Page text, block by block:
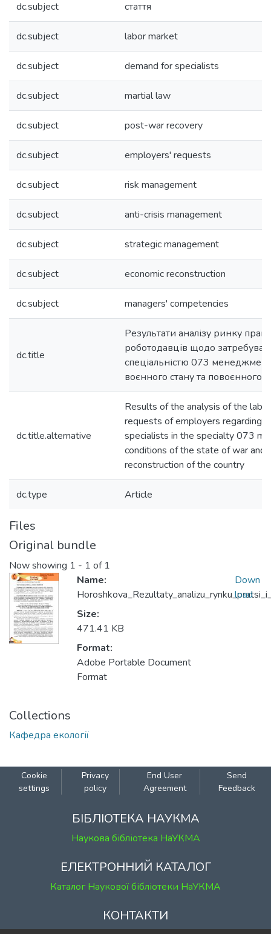
dc.subject стаття
dc.subject labor market
dc.subject demand for specialists
dc.subject martial law
dc.subject post-war recovery
dc.subject employers' requests
dc.subject risk management
dc.subject anti-crisis management
dc.subject strategic management
dc.subject economic reconstruction
dc.subject managers' competencies
dc.title
Результати аналізу ринку праці
роботодавців щодо
спеціальністю 073
воєнного стану та повоєнного
dc.title.alternative
Results of the analysis of the
requests of employers regarding
specialists in the specialty 073
conditions of the state of war and
reconstruction of the country
dc.type Article
Files
Original bundle
Now showing 1 - 1 of 1
Name:
Size:
471.41 KB
Format:
Adobe Portable Document
Format
Down
load
Collections
Кафедра екології
Cookie
settings
Privacy
policy
End User
Agreement
Send
Feedback
БІБЛІОТЕКА НАУКМА
Наукова бібліотека НаУКМА
ЕЛЕКТРОННИЙ КАТАЛОГ
Каталог Наукової бібліотеки НаУКМА
КОНТАКТИ